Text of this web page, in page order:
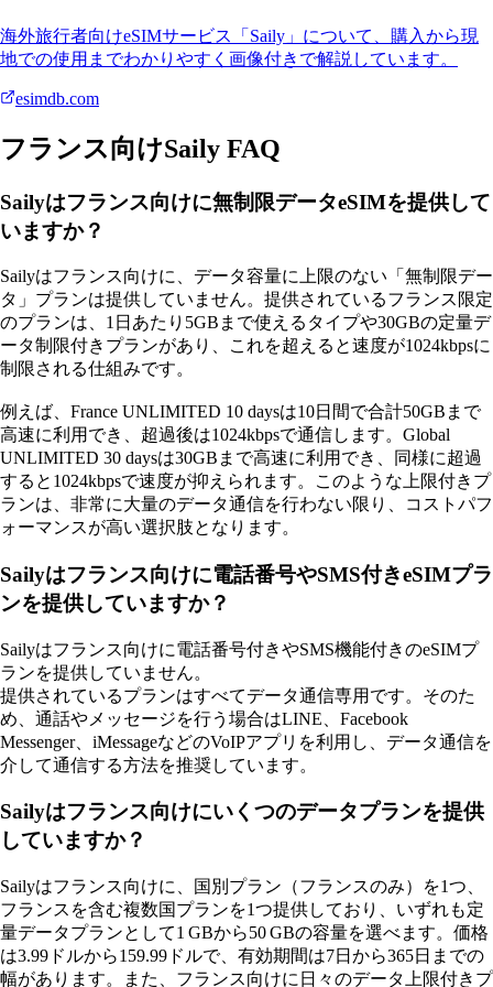
海外旅行者向けeSIMサービス「Saily」について、購入から現
地での使用までわかりやすく画像付きで解説しています。
esimdb.com
フランス向けSaily FAQ
Sailyはフランス向けに無制限データeSIMを提供して
いますか？
Sailyはフランス向けに、データ容量に上限のない「無制限デー
タ」プランは提供していません。提供されているフランス限定
のプランは、1日あたり5GBまで使えるタイプや30GBの定量デ
ータ制限付きプランがあり、これを超えると速度が1024kbpsに
制限される仕組みです。
例えば、France UNLIMITED 10 daysは10日間で合計50GBまで
高速に利用でき、超過後は1024kbpsで通信します。Global
UNLIMITED 30 daysは30GBまで高速に利用でき、同様に超過
すると1024kbpsで速度が抑えられます。このような上限付きプ
ランは、非常に大量のデータ通信を行わない限り、コストパフ
ォーマンスが高い選択肢となります。
Sailyはフランス向けに電話番号やSMS付きeSIMプラ
ンを提供していますか？
Sailyはフランス向けに電話番号付きやSMS機能付きのeSIMプ
ランを提供していません。
提供されているプランはすべてデータ通信専用です。そのた
め、通話やメッセージを行う場合はLINE、Facebook
Messenger、iMessageなどのVoIPアプリを利用し、データ通信を
介して通信する方法を推奨しています。
Sailyはフランス向けにいくつのデータプランを提供
していますか？
Sailyはフランス向けに、国別プラン（フランスのみ）を1つ、
フランスを含む複数国プランを1つ提供しており、いずれも定
量データプランとして1 GBから50 GBの容量を選べます。価格
は3.99ドルから159.99ドルで、有効期間は7日から365日までの
幅があります。また、フランス向けに日々のデータ上限付きプ